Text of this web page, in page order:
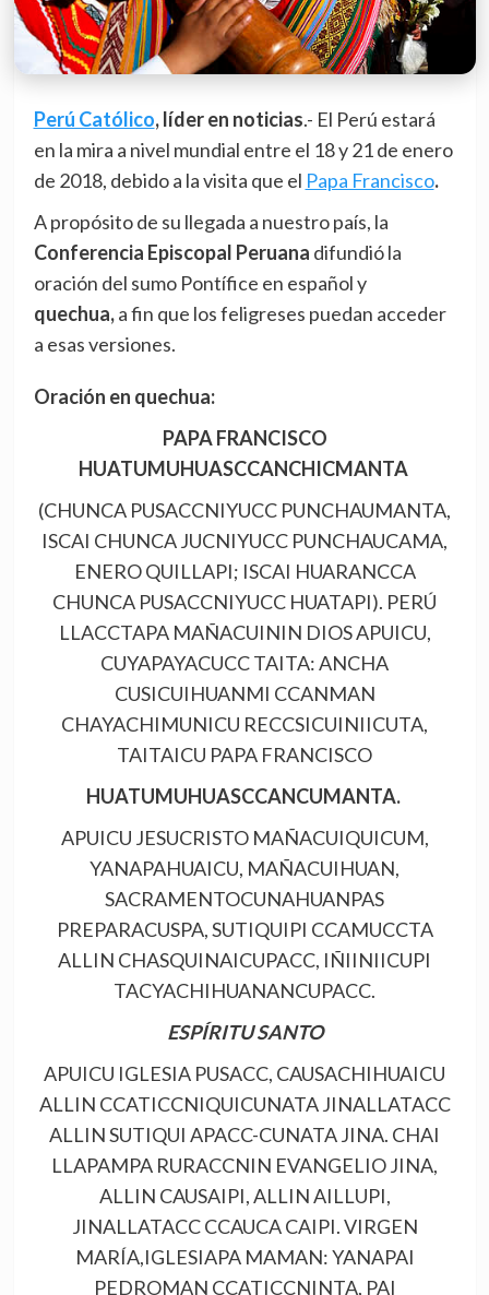
Perú Católico, líder en noticias.- El Perú estará
en la mira a nivel mundial entre el 18 y 21 de enero
de 2018, debido a la visita que el Papa Francisco.
A propósito de su llegada a nuestro país, la
Conferencia Episcopal Peruana difundió la
oración del sumo Pontífice en español y
quechua,a fin que los feligreses puedan acceder
a esas versiones.
Oración en quechua:
PAPA FRANCISCO
HUATUMUHUASCCANCHICMANTA
(CHUNCA PUSACCNIYUCC PUNCHAUMANTA,
ISCAI CHUNCA JUCNIYUCC PUNCHAUCAMA,
ENERO QUILLAPI; ISCAI HUARANCCA
CHUNCA PUSACCNIYUCC HUATAPI). PERÚ
LLACCTAPA MAÑACUININ DIOS APUICU,
CUYAPAYACUCC TAITA: ANCHA
CUSICUIHUANMI CCANMAN
CHAYACHIMUNICU RECCSICUINIICUTA,
TAITAICU PAPA FRANCISCO
HUATUMUHUASCCANCUMANTA.
APUICU JESUCRISTO MAÑACUIQUICUM,
YANAPAHUAICU, MAÑACUIHUAN,
SACRAMENTOCUNAHUANPAS
PREPARACUSPA, SUTIQUIPI CCAMUCCTA
ALLIN CHASQUINAICUPACC, IÑIINIICUPI
TACYACHIHUANANCUPACC.
ESPÍRITU SANTO
APUICU IGLESIA PUSACC, CAUSACHIHUAICU
ALLIN CCATICCNIQUICUNATA JINALLATACC
ALLIN SUTIQUI APACC-CUNATA JINA. CHAI
LLAPAMPA RURACCNIN EVANGELIO JINA,
ALLIN CAUSAIPI, ALLIN AILLUPI,
JINALLATACC CCAUCA CAIPI. VIRGEN
MARÍA,IGLESIAPA MAMAN: YANAPAI
PEDROMAN CCATICCNINTA, PAI